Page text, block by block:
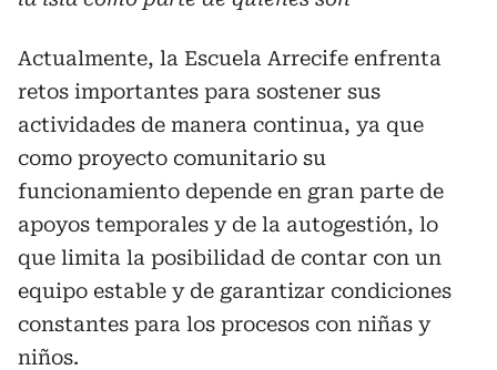
Actualmente, la Escuela Arrecife enfrenta
retos importantes para sostener sus
actividades de manera continua, ya que
como proyecto comunitario su
funcionamiento depende en gran parte de
apoyos temporales y de la autogestión, lo
que limita la posibilidad de contar con un
equipo estable y de garantizar condiciones
constantes para los procesos con niñas y
niños.